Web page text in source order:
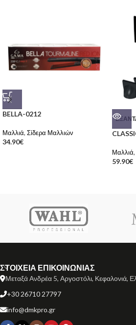
BELLA-0212
Μαλλιά, Σίδερα Μαλλιών
34.90€
Μαλλιά,
59.90€
ΣΤΟΙΧΕΙΑ ΕΠΙΚΟΙΝΩΝΙΑΣ
Μεταξά Ανδρέα 5, Αργοστόλι, Κεφαλονιά,
+30 26710 27797
info@dmkpro.gr